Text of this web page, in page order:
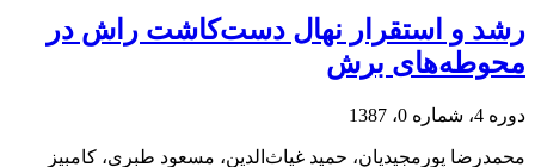
رشد و استقرار نهال دست‌کاشت راش در
محوطه‌های برش
دوره 4، شماره 0، 1387
محمدرضا پورمجیدیان، حمید غیاث‌الدین، مسعود طبری، کامبیز